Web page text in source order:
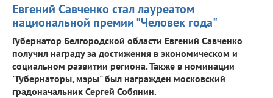
Евгений Савченко стал лауреатом
национальной премии "Человек года"
Губернатор Белгородской области Евгений Савченко
получил награду за достижения в экономическом и
социальном развитии региона. Также в номинации
"Губернаторы, мэры" был награжден московский
градоначальник Сергей Собянин.